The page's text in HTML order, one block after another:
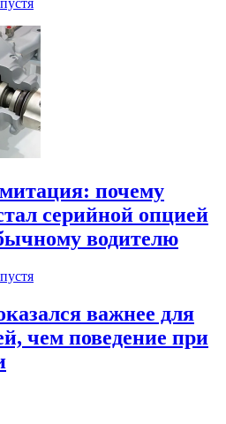
почему
серийной опцией
водителю
важнее для
чем поведение при